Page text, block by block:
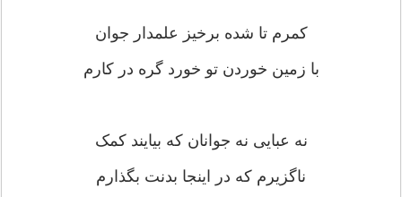
کمرم تا شده برخیز علمدار جوان
با زمین خوردن تو خورد گره در کارم
نه عبایی نه جوانان که بیایند کمک
ناگزیرم که در اینجا بدنت بگذارم